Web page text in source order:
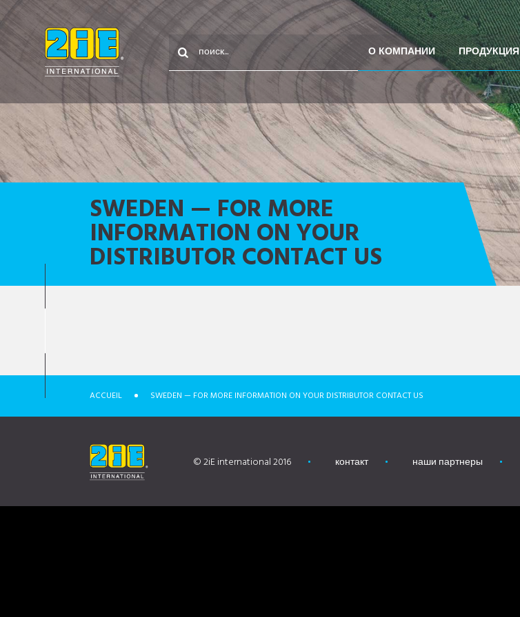
О КОМПАНИИ ПРОДУКЦИЯ
SWEDEN — FOR MORE
INFORMATION ON YOUR
DISTRIBUTOR CONTACT US
ACCUEIL SWEDEN — FOR MORE INFORMATION ON YOUR DISTRIBUTOR CONTACT US
© 2iE international 2016 контакт наши партнеры